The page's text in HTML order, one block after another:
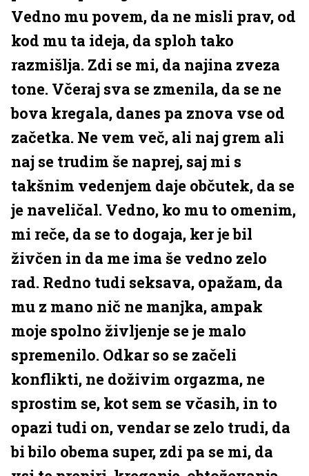
Vedno mu povem, da ne misli prav, od
kod mu ta ideja, da sploh tako
razmišlja. Zdi se mi, da najina zveza
tone. Včeraj sva se zmenila, da se ne
bova kregala, danes pa znova vse od
začetka. Ne vem več, ali naj grem ali
naj se trudim še naprej, saj mi s
takšnim vedenjem daje občutek, da se
je naveličal. Vedno, ko mu to omenim,
mi reče, da se to dogaja, ker je bil
živčen in da me ima še vedno zelo
rad. Redno tudi seksava, opažam, da
mu z mano nič ne manjka, ampak
moje spolno življenje se je malo
spremenilo. Odkar so se začeli
konflikti, ne doživim orgazma, ne
sprostim se, kot sem se včasih, in to
opazi tudi on, vendar se zelo trudi, da
bi bilo obema super, zdi pa se mi, da